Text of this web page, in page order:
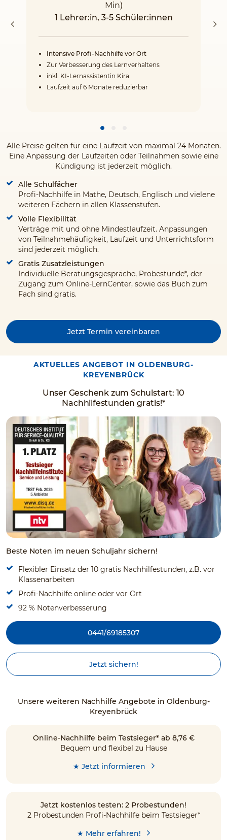
Min)
1 Lehrer:in, 3-5 Schüler:innen
Intensive Profi-Nachhilfe vor Ort
Zur Verbesserung des Lernverhaltens
inkl. KI-Lernassistentin Kira
Laufzeit auf 6 Monate reduzierbar
Alle Preise gelten für eine Laufzeit von maximal 24 Monaten.
Eine Anpassung der Laufzeiten oder Teilnahmen sowie eine
Kündigung ist jederzeit möglich.
Alle Schulfächer
Profi-Nachhilfe in Mathe, Deutsch, Englisch und vielene
weiteren Fächern in allen Klassenstufen.
Volle Flexibilität
Verträge mit und ohne Mindestlaufzeit. Anpassungen
von Teilnahmehäufigkeit, Laufzeit und Unterrichtsform
sind jederzeit möglich.
Gratis Zusatzleistungen
Individuelle Beratungsgespräche, Probestunde*, der
Zugang zum Online-LernCenter, sowie das Buch zum
Fach sind gratis.
Jetzt Termin vereinbaren
AKTUELLES ANGEBOT IN OLDENBURG-
KREYENBRÜCK
Unser Geschenk zum Schulstart: 10
Nachhilfestunden gratis!*
Beste Noten im neuen Schuljahr sichern!
Flexibler Einsatz der 10 gratis Nachhilfestunden, z.B. vor
Klassenarbeiten
Profi-Nachhilfe online oder vor Ort
92 % Notenverbesserung
0441/69185307
Jetzt sichern!
Unsere weiteren Nachhilfe Angebote in Oldenburg-
Kreyenbrück
Online-Nachhilfe beim Testsieger* ab 8,76 €
Bequem und flexibel zu Hause
★ Jetzt informieren
Jetzt kostenlos testen: 2 Probestunden!
2 Probestunden Profi-Nachhilfe beim Testsieger*
★ Mehr erfahren!